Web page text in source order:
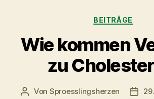
Kategorien
BEITRÄGE
Wie kommen
zu
Beitragsautor
Von Sproesslingsherzen